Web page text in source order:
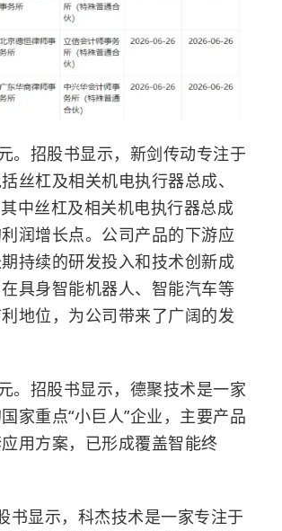
。招股书显示，新剑传动专注于
丝杠及相关机电执行器总成、
中丝杠及相关机电执行器总成
润增长点。公司产品的下游应
持续的研发投入和技术创新成
具身智能机器人、 智能汽车等
地位，为公司带来了广阔的发
。招股书显示，德聚技术是一家
家重点“小巨人”企业，主要产品
用方案，已形成覆盖智能终
书显示，科杰技术是一家专注于